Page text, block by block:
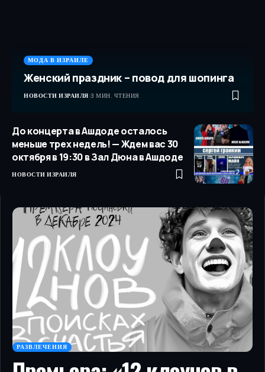
МОДА В ИЗРАИЛЕ
Женский праздник – повод для шопинга
НОВОСТИ ИЗРАИЛЯ 3 МИН. ЧТЕНИЯ
До концерта в Ашдоде осталось
меньше трех недель! — Ждем вас 30
октября в 19:30 в Зал Дюна в Ашдоде
НОВОСТИ ИЗРАИЛЯ
РАЗВЛЕЧЕНИЯ